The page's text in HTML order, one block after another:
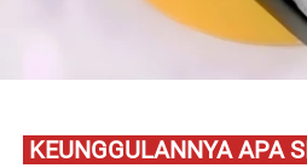
KEUNGGULANNYA APA